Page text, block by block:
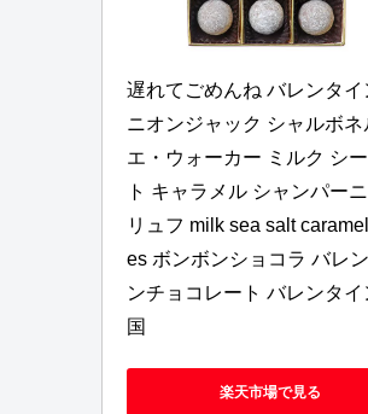
遅れてごめんね バレンタイ
ニオンジャック シャルボネ
エ・ウォーカー ミルク シ
ト キャラメル シャンパー
リュフ milk sea salt
es ボンボンショコラ バレ
ンチョコレート バレンタイ
国
楽天市場で見る